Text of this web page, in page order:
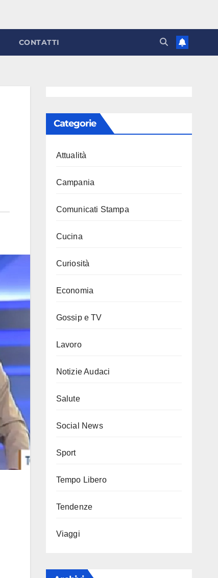
CONTATTI
Categorie
Attualità
Campania
Comunicati Stampa
Cucina
Curiosità
Economia
Gossip e TV
Lavoro
Notizie Audaci
Salute
Social News
Sport
Tempo Libero
Tendenze
Viaggi